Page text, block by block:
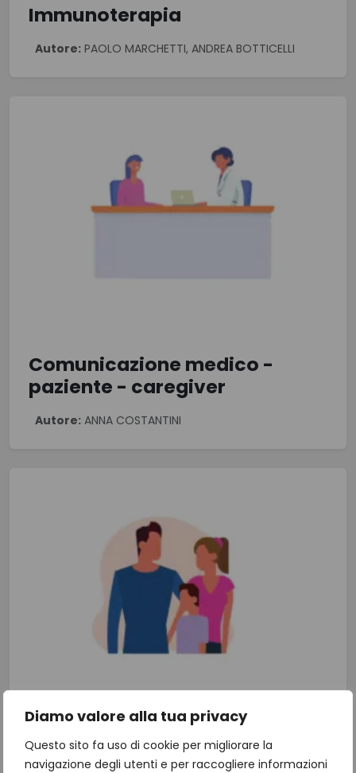
Diamo valore alla tua privacy
Questo sito fa uso di cookie per migliorare la
navigazione degli utenti e per raccogliere informazioni
Immunoterapia
Autore: PAOLO MARCHETTI, ANDREA BOTTICELLI
Comunicazione medico -
paziente - caregiver
Autore: ANNA COSTANTINI
Diritti del paziente e del
caregiver